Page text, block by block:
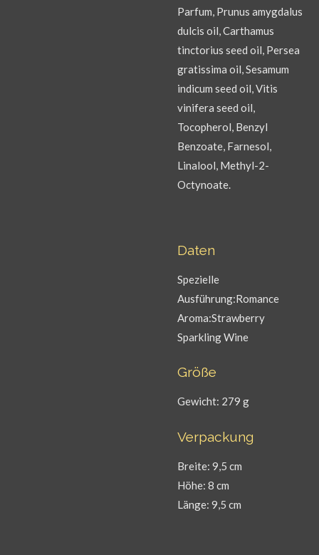
Parfum, Prunus amygdalus
dulcis oil, Carthamus
tinctorius seed oil, Persea
gratissima oil, Sesamum
indicum seed oil, Vitis
vinifera seed oil,
Tocopherol, Benzyl
Benzoate, Farnesol,
Linalool, Methyl-2-
Octynoate.
Daten
Spezielle
Ausführung:Romance
Aroma:Strawberry
Sparkling Wine
Größe
Gewicht: 279 g
Verpackung
Breite: 9,5 cm
Höhe: 8 cm
Länge: 9,5 cm